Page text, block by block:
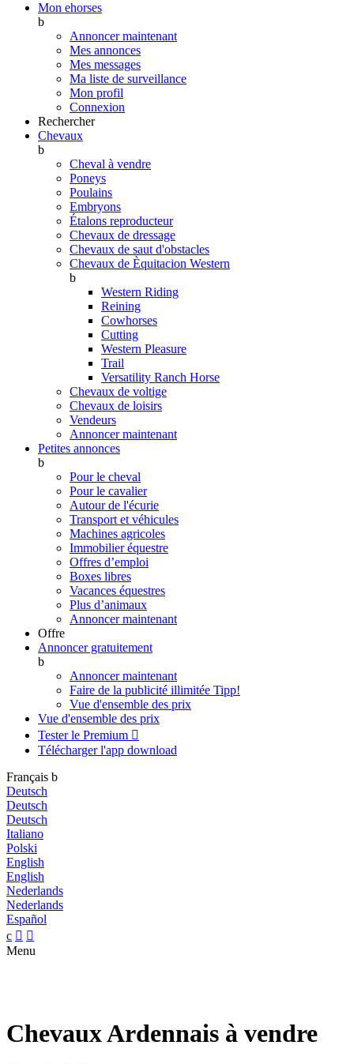
Mon ehorses
b
Annoncer maintenant
Mes annonces
Mes messages
Ma liste de surveillance
Mon profil
Connexion
Rechercher
Chevaux
b
Cheval à vendre
Poneys
Poulains
Embryons
Étalons reproducteur
Chevaux de dressage
Chevaux de saut d'obstacles
Chevaux de Èquitacion Western
b
Western Riding
Reining
Cowhorses
Cutting
Western Pleasure
Trail
Versatility Ranch Horse
Chevaux de voltige
Chevaux de loisirs
Vendeurs
Annoncer maintenant
Petites annonces
b
Pour le cheval
Pour le cavalier
Autour de l'écurie
Transport et véhicules
Machines agricoles
Immobilier équestre
Offres d’emploi
Boxes libres
Vacances équestres
Plus d’animaux
Annoncer maintenant
Offre
Annoncer gratuitement
b
Annoncer maintenant
Faire de la publicité illimitée Tipp!
Vue d'ensemble des prix
Vue d'ensemble des prix
Tester le Premium 
Télécharger l'app download
Français b
Deutsch
Deutsch
Deutsch
Italiano
Polski
English
English
Nederlands
Nederlands
Español
c  
Menu
Chevaux Ardennais à vendre